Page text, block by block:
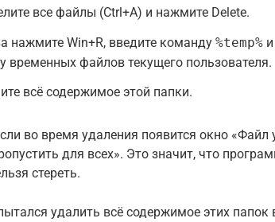
все файлы (Ctrl+A) и нажмите Delete.
нажмите Win+R, введите команду %temp%
временных файлов текущего пользователя.
всё содержимое этой папки.
во время удаления появится окно «Файл
для всех». Это значит, что
стереть.
удалить всё содержимое этих